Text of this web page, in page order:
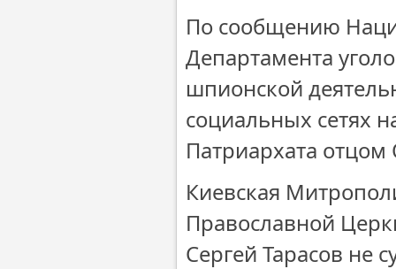
По сообщению
Департамента
шпионской
социальных сетях
Патриархата отцом
Киевская
Православной
Сергей Тарасов не